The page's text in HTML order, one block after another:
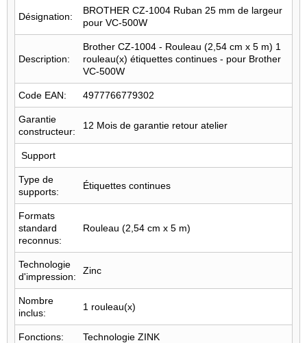
Désignation:
BROTHER CZ-1004 Ruban 25 mm de largeur
pour VC-500W
Description:
Brother CZ-1004 - Rouleau (2,54 cm x 5 m) 1
rouleau(x) étiquettes continues - pour Brother
VC-500W
Code EAN: 4977766779302
Garantie
constructeur:
12 Mois de garantie retour atelier
Support
Type de
supports:
Étiquettes continues
Formats
standard
reconnus:
Rouleau (2,54 cm x 5 m)
Technologie
d'impression:
Zinc
Nombre
inclus:
1 rouleau(x)
Fonctions: Technologie ZINK